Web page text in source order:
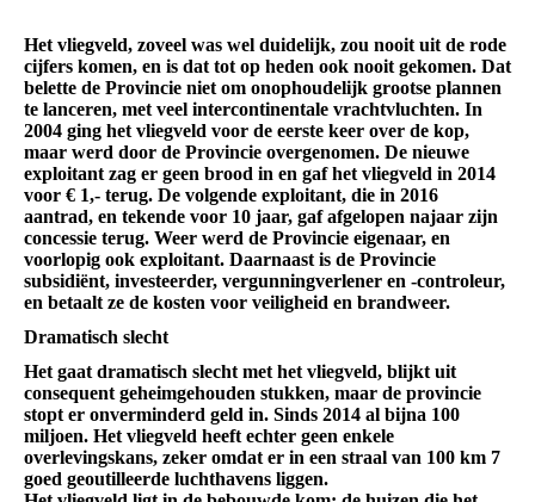
Het vliegveld, zoveel was wel duidelijk, zou nooit uit de rode
cijfers komen, en is dat tot op heden ook nooit gekomen. Dat
belette de Provincie niet om onophoudelijk grootse plannen
te lanceren, met veel intercontinentale vrachtvluchten. In
2004 ging het vliegveld voor de eerste keer over de kop,
maar werd door de Provincie overgenomen. De nieuwe
exploitant zag er geen brood in en gaf het vliegveld in 2014
voor € 1,- terug. De volgende exploitant, die in 2016
aantrad, en tekende voor 10 jaar, gaf afgelopen najaar zijn
concessie terug. Weer werd de Provincie eigenaar, en
voorlopig ook exploitant. Daarnaast is de Provincie
subsidiënt, investeerder, vergunningverlener en -controleur,
en betaalt ze de kosten voor veiligheid en brandweer.
Dramatisch slecht
Het gaat dramatisch slecht met het vliegveld, blijkt uit
consequent geheimgehouden stukken, maar de provincie
stopt er onverminderd geld in. Sinds 2014 al bijna 100
miljoen. Het vliegveld heeft echter geen enkele
overlevingskans, zeker omdat er in een straal van 100 km 7
goed geoutilleerde luchthavens liggen.